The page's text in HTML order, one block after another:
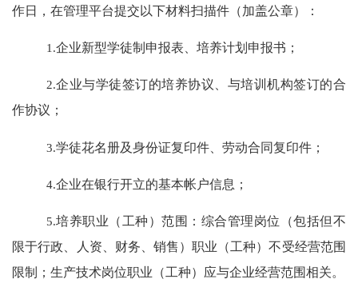
作日，在管理平台提交以下材料扫描件（加盖公章）：
1.企业新型学徒制申报表、培养计划申报书；
2.企业与学徒签订的培养协议、与培训机构签订的合
作协议；
3.学徒花名册及身份证复印件、劳动合同复印件；
4.企业在银行开立的基本帐户信息 ；
5.培养职业（工种）范围：综合管理岗位（包括但不
限于行政、人资、财务、销售）职业（工种）不受经营范围
限制；生产技术岗位职业（工种）应与企业经营范围相关。